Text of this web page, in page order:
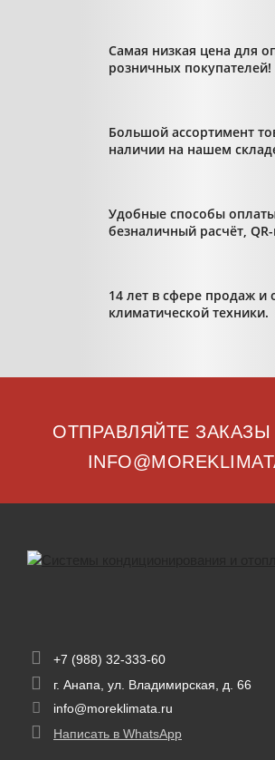
Самая низкая цена для
розничных покупателей!
Большой ассортимент
наличии на нашем
Удобные способы
безналичный расчёт,
14 лет в сфере продаж и
климатической техники.
ОТПРАВЛЯЙТЕ ЗАКАЗЫ
+7 (988) 32-333-60
г. Анапа, ул. Владимирская, д. 66
info@moreklimata.ru
Написать в WhatsApp